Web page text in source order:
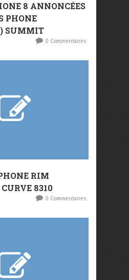
8 ANNONCÉES
PHONE
SUMMIT
0 Commentaires
RIM
8310
0 Commentaires